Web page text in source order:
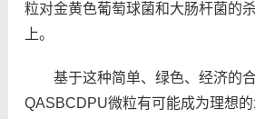
粒对金黄色葡萄球菌和大肠杆菌的
上。
基于这种简单、绿色、经济的合
QASBCDPU微粒有可能成为理想